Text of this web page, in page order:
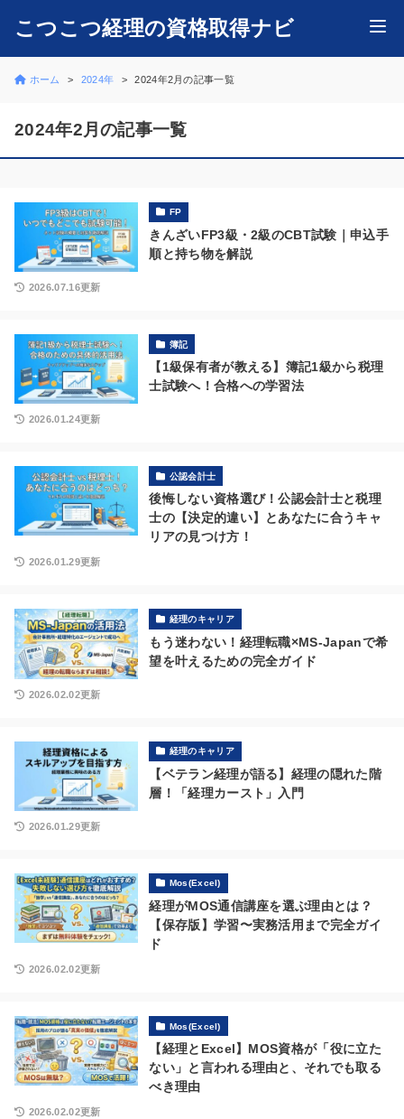
こつこつ経理の資格取得ナビ
ホーム 2024年 2024年2月の記事一覧
2024年2月の記事一覧
FP
きんざいFP3級・2級のCBT試験｜申込手
順と持ち物を解説
2026.07.16更新
簿記
【1級保有者が教える】簿記1級から税理
士試験へ！合格への学習法
2026.01.24更新
公認会計士
後悔しない資格選び！公認会計士と税理
士の【決定的違い】とあなたに合うキャ
リアの見つけ方！
2026.01.29更新
経理のキャリア
もう迷わない！経理転職×MS-Japanで希
望を叶えるための完全ガイド
2026.02.02更新
経理のキャリア
【ベテラン経理が語る】経理の隠れた階
層！「経理カースト」入門
2026.01.29更新
Mos(Excel)
経理がMOS通信講座を選ぶ理由とは？
【保存版】学習〜実務活用まで完全ガイ
ド
2026.02.02更新
Mos(Excel)
【経理とExcel】MOS資格が「役に立た
ない」と言われる理由と、それでも取る
べき理由
2026.02.02更新